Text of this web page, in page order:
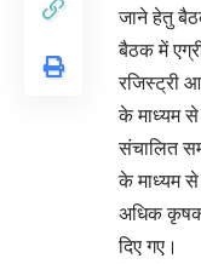
जाने हेतु
बैठक में
रजिस्ट्री
के माध्यम से
संचालित
के माध्यम
अधिक
दिए गए।